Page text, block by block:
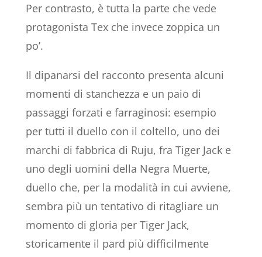
Per contrasto, è tutta la parte che vede
protagonista Tex che invece zoppica un
po’.
Il dipanarsi del racconto presenta alcuni
momenti di stanchezza e un paio di
passaggi forzati e farraginosi: esempio
per tutti il duello con il coltello, uno dei
marchi di fabbrica di Ruju, fra Tiger Jack e
uno degli uomini della Negra Muerte,
duello che, per la modalità in cui avviene,
sembra più un tentativo di ritagliare un
momento di gloria per Tiger Jack,
storicamente il pard più difficilmente